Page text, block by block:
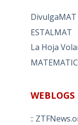
DivulgaMAT
ESTALMAT
La Hoja
WEBLOGS
::